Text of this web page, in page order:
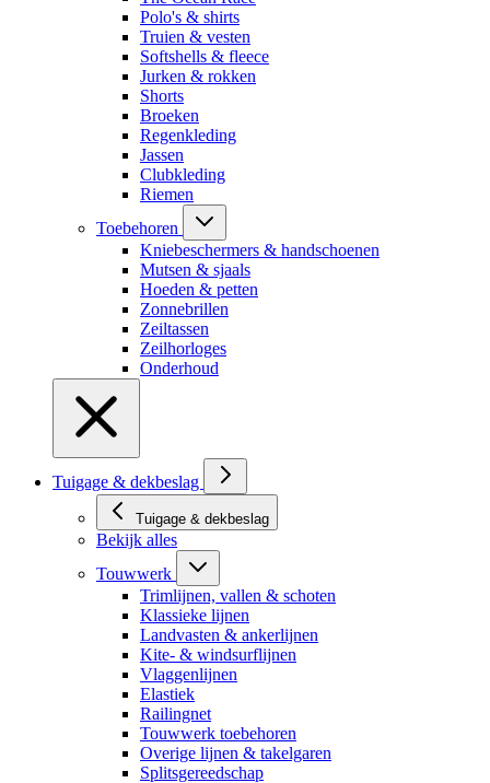
Polo's & shirts
Truien & vesten
Softshells & fleece
Jurken & rokken
Shorts
Broeken
Regenkleding
Jassen
Clubkleding
Riemen
Toebehoren
Kniebeschermers & handschoenen
Mutsen & sjaals
Hoeden & petten
Zonnebrillen
Zeiltassen
Zeilhorloges
Onderhoud
Tuigage & dekbeslag
Tuigage & dekbeslag
Bekijk alles
Touwwerk
Trimlijnen, vallen & schoten
Klassieke lijnen
Landvasten & ankerlijnen
Kite- & windsurflijnen
Vlaggenlijnen
Elastiek
Railingnet
Touwwerk toebehoren
Overige lijnen & takelgaren
Splitsgereedschap